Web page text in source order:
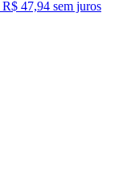
R$ 47,94 sem juros